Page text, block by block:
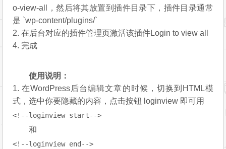
o-view-all，然后将其放置到插件目录下，插件目录通常
是 `wp-content/plugins/`
2. 在后台对应的插件管理页激活该插件Login to view all
4. 完成
使用说明：
1. 在WordPress后台编辑文章的时候，切换到HTML模
式，选中你要隐藏的内容，点击按钮 loginview 即可用
<!--loginview start-->
和
<!--loginview end-->